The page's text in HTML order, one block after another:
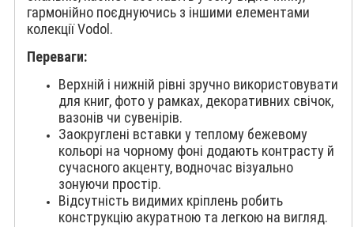
гармонійно поєднуючись з іншими елементами
колекції Vodol.
Переваги:
Верхній і нижній рівні зручно використовувати
для книг, фото у рамках, декоративних свічок,
вазонів чи сувенірів.
Заокруглені вставки у теплому бежевому
кольорі на чорному фоні додають контрасту й
сучасного акценту, водночас візуально
зонуючи простір.
Відсутність видимих кріплень робить
конструкцію акуратною та легкою на вигляд.